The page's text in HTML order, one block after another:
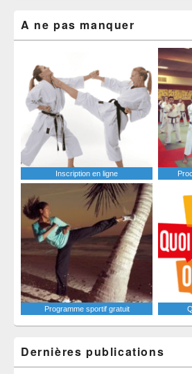
A ne pas manquer
Inscription en ligne
Programme sportif gratuit
Dernières publications